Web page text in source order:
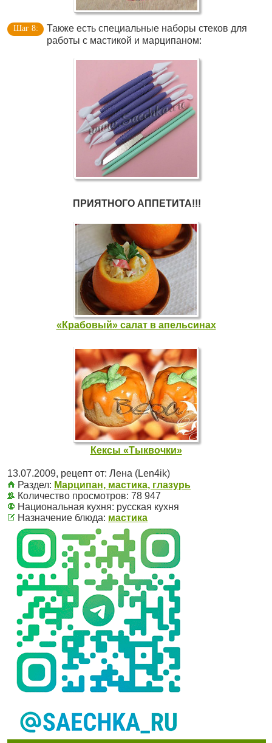
Также есть специальные наборы стеков для
работы с мастикой и марципаном:
ПРИЯТНОГО АППЕТИТА!!!
«Крабовый» салат в апельсинах
Кексы «Тыквочки»
13.07.2009, рецепт от: Лена (Len4ik)
Раздел: Марципан, мастика, глазурь
Количество просмотров: 78 947
Национальная кухня: русская кухня
Назначение блюда: мастика